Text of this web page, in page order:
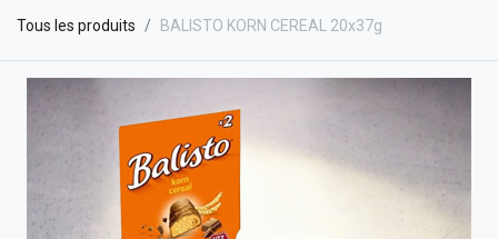
Tous les produits BALISTO KORN CEREAL 20x37g